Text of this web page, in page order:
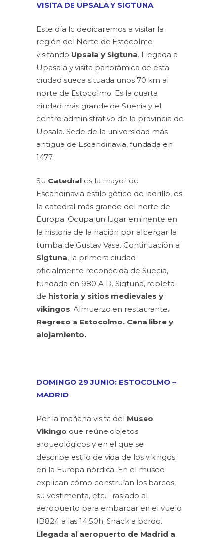
VISITA DE UPSALA Y SIGTUNA
Este día lo dedicaremos a visitar la
región del Norte de Estocolmo
visitando Upsala y Sigtuna. Llegada a
Upasala y visita panorámica de esta
ciudad sueca situada unos 70 km al
norte de Estocolmo. Es la cuarta
ciudad más grande de Suecia y el
centro administrativo de la provincia de
Upsala. Sede de la universidad más
antigua de Escandinavia, fundada en
1477.
Su Catedral es la mayor de
Escandinavia estilo gótico de ladrillo, es
la catedral más grande del norte de
Europa. Ocupa un lugar eminente en
la historia de la nación por albergar la
tumba de Gustav Vasa. Continuación a
Sigtuna, la primera ciudad
oficialmente reconocida de Suecia,
fundada en 980 A.D. Sigtuna, repleta
de historia y sitios medievales y
vikingos. Almuerzo en restaurante.
Regreso a Estocolmo. Cena libre y
alojamiento.
DOMINGO 29 JUNIO: ESTOCOLMO –
MADRID
Por la mañana visita del Museo
Vikingo que reúne objetos
arqueológicos y en el que se
describe estilo de vida de los vikingos
en la Europa nórdica. En el museo
explican cómo construían los barcos,
su vestimenta, etc. Traslado al
aeropuerto para embarcar en el vuelo
IB824 a las 14.50h. Snack a bordo.
Llegada al aeropuerto de Madrid a